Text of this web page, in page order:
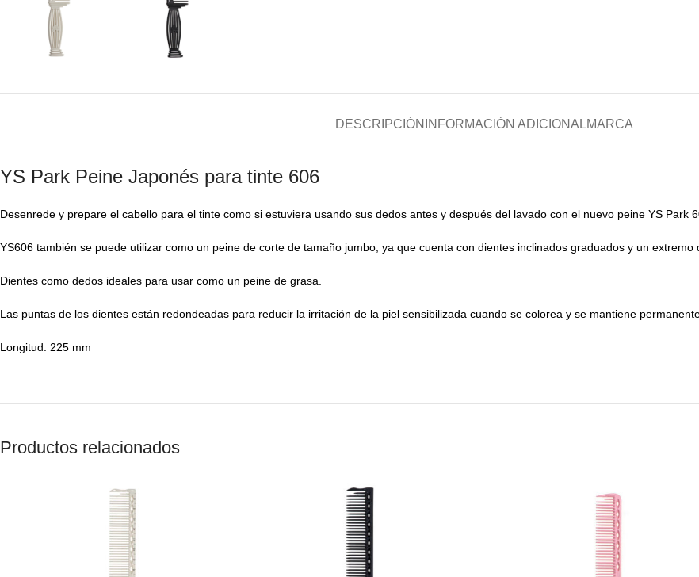
DESCRIPCIÓN INFORMACIÓN ADICIONALMARCA
YS Park Peine Japonés para tinte 606
Desenrede y prepare el cabello para el tinte como si estuviera usando sus dedos antes y después del lavado con el nuevo peine YS Park
YS606 también se puede utilizar como un peine de corte de tamaño jumbo, ya que cuenta con dientes inclinados graduados y un extremo
Dientes como dedos ideales para usar como un peine de grasa.
Las puntas de los dientes están redondeadas para reducir la irritación de la piel sensibilizada cuando se colorea y se mantiene
Longitud: 225 mm
Productos relacionados